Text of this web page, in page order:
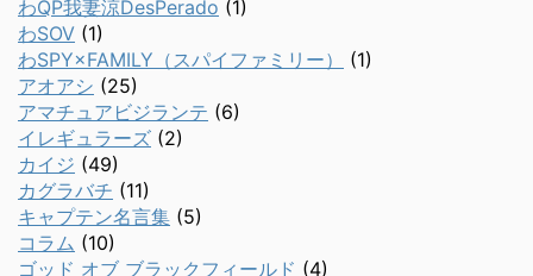
わQP我妻涼DesPerado (1)
わSOV (1)
わSPY×FAMILY（スパイファミリー）
(1)
アオアシ (25)
アマチュアビジランテ (6)
イレギュラーズ (2)
カイジ (49)
カグラバチ (11)
キャプテン名言集 (5)
コラム (10)
ゴッド オブ ブラックフィールド (4)